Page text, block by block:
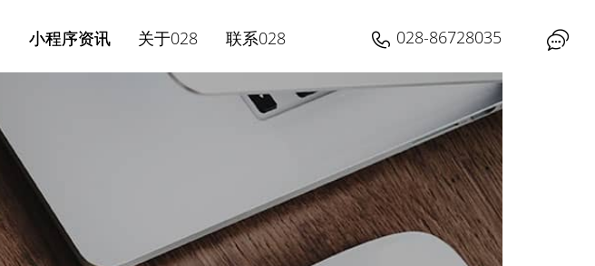
小程序资讯 关于028 联系028 028-86728035